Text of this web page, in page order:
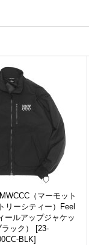
（マーモット
リーシティー）Feel
ールアップジャケッ
ック）
[23-
BLK]